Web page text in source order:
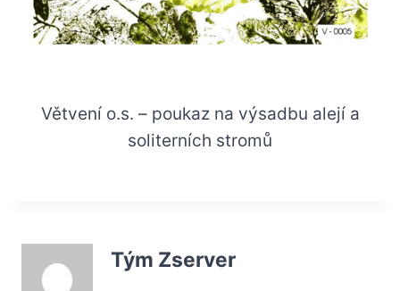
Větvení o.s. – poukaz na výsadbu alejí a
soliterních stromů
Tým Zserver